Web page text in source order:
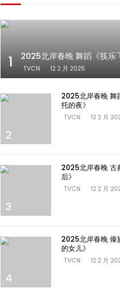
1 2025北岸春晚 舞蹈《筷乐
TVCN 12 2 月 2025
2
2025北岸春晚 舞
托的夜》
TVCN 12 2 月
3
2025北岸春晚 古
后》
TVCN 12 2 月
4
2025北岸春晚 傣
的女儿》
TVCN 12 2 月